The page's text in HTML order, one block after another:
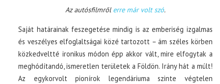
Az autósfilmről erre már volt szó.
Saját határainak feszegetése mindig is az emberiség izgalmas
és veszélyes elfoglaltságai közé tartozott – ám széles körben
közkedveltté ironikus módon épp akkor vált, mire elfogytak a
meghódítandó, ismeretlen területek a Földön. Irány hát a múlt!
Az egykorvolt pionírok legendáriuma szinte végtelen